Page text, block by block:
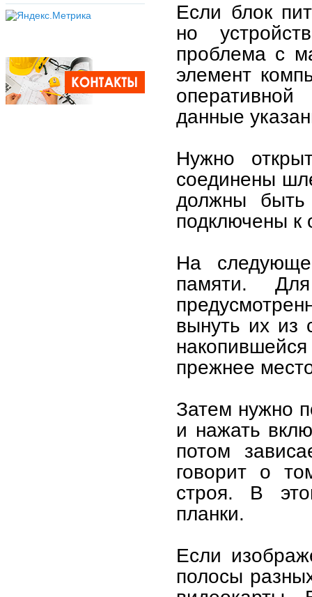
Если блок
но
проблема с
элемент
данные
Нужно
соединены
должны
подключены к
На
памяти.
вынуть их из
прежнее
Затем нужно
и нажать
потом
говорит о
строя. В
планки.
Если
полосы